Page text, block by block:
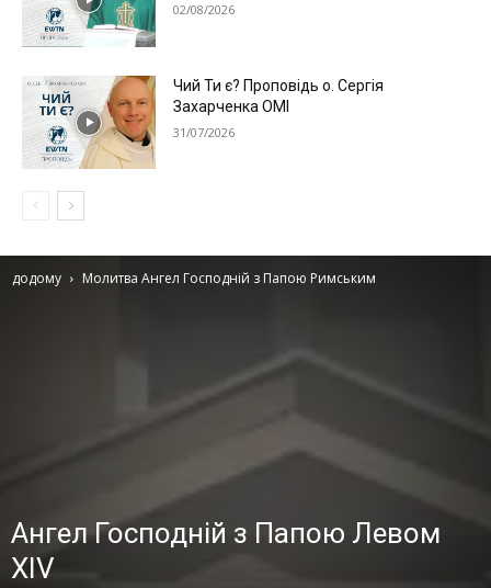
02/08/2026
Чий Ти є? Проповідь о. Сергія
Захарченка ОМІ
31/07/2026